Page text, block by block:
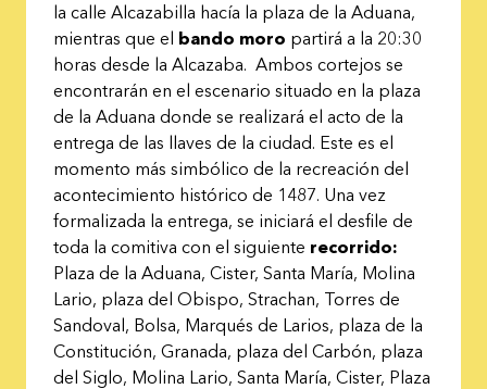
la calle Alcazabilla hacía la plaza de la Aduana,
mientras que el bando moro partirá a la 20:30
horas desde la Alcazaba. Ambos cortejos se
encontrarán en el escenario situado en la plaza
de la Aduana donde se realizará el acto de la
entrega de las llaves de la ciudad. Este es el
momento más simbólico de la recreación del
acontecimiento histórico de 1487. Una vez
formalizada la entrega, se iniciará el desfile de
toda la comitiva con el siguiente recorrido:
Plaza de la Aduana, Cister, Santa María, Molina
Lario, plaza del Obispo, Strachan, Torres de
Sandoval, Bolsa, Marqués de Larios, plaza de la
Constitución, Granada, plaza del Carbón, plaza
del Siglo, Molina Lario, Santa María, Cister, Plaza